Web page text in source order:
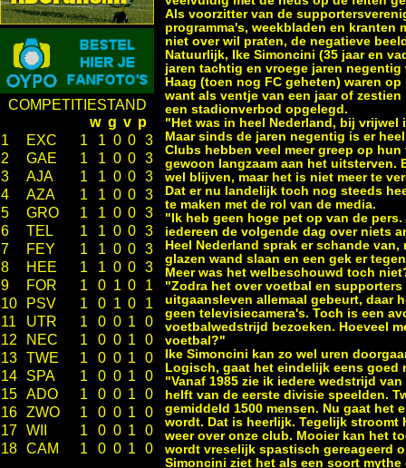
COMPETITIESTAND
w g v p
1
EXC 1 1 0 0 3
2
GAE 1 1 0 0 3
3
AJA 1 1 0 0 3
4
AZA 1 1 0 0 3
5
GRO 1 1 0 0 3
6
TEL 1 1 0 0 3
7
FEY 1 1 0 0 3
8
HEE 1 1 0 0 3
9
FOR 1 0 1 0
1
10
PSV 1 0 1 0
1
11
UTR 1 0 0 1
0
12
NEC 1 0 0 1
0
13 TWE 1 0 0 1
0
14
SPA 1 0 0 1
0
15 ADO 1 0 0 1
0
16 ZWO 1 0 0 1
0
17 WII 1 0 0 1
0
18 CAM 1 0 0 1 0
Als voorzitter van de
programma's, weekbladen en kranten
niet over wil praten, de negatieve
Natuurlijk, Ike Simoncini (35 jaar en
jaren tachtig en vroege jaren
Haag (toen nog FC geheten) waren
want als ventje van een jaar of
een stadionverbod opgelegd.
"Het was in heel Nederland, bij
Maar sinds de jaren negentig is er
Clubs hebben veel meer greep op
gewoon langzaam aan het
wel blijven, maar het is niet meer te
Dat er nu landelijk toch nog steeds
te maken met de rol van de media.
"Ik heb geen hoge pet op van de
iedereen de volgende dag over niets
Heel Nederland sprak er schande
glazen wand slaan en een gek er
Meer was het welbeschouwd toch
"Zodra het over voetbal en
uitgaansleven allemaal gebeurt, daar
geen televisiecamera's. Toch is een
voetbalwedstrijd bezoeken. Hoeveel
voetbal?"
Ike Simoncini kan zo wel uren
Logisch, gaat het eindelijk eens goed
"Vanaf 1985 zie ik iedere wedstrijd
helft van de eerste divisie speelden.
gemiddeld 1500 mensen. Nu gaat het
wordt. Dat is heerlijk. Tegelijk stroomt
weer over onze club. Mooier kan het
wordt vreselijk spastisch gereageerd
Simoncini ziet het als een soort